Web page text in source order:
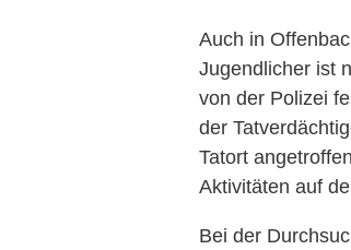
Auch in
Jugendlicher ist
von der Polizei
der
Tatort
Aktivitäten auf
Bei der